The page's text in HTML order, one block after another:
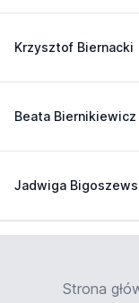
Krzysztof Biernacki
Beata Biernikiewicz
Jadwiga
Strona